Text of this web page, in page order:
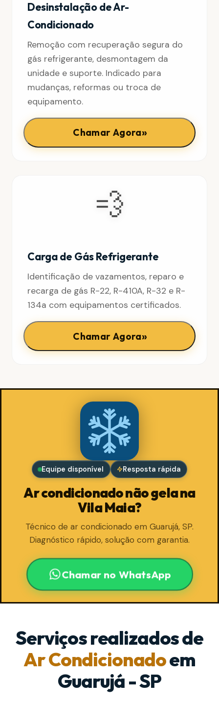
Desinstalação de Ar-
Condicionado
Remoção com recuperação segura do
gás refrigerante, desmontagem da
unidade e suporte. Indicado para
mudanças, reformas ou troca de
equipamento.
Chamar Agora»
💨
Carga de Gás Refrigerante
Identificação de vazamentos, reparo e
recarga de gás R-22, R-410A, R-32 e R-
134a com equipamentos certificados.
Chamar Agora»
Equipe disponível Resposta rápida
Ar condicionado não gela na
Vila Maia?
Técnico de ar condicionado em Guarujá, SP.
Diagnóstico rápido, solução com garantia.
Chamar no WhatsApp
Serviços realizados de
Ar Condicionadoem
Guarujá - SP